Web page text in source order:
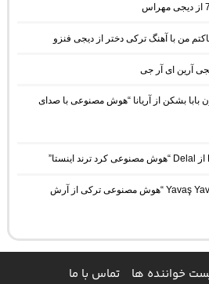
من با آهنگ ترکی دختر از دیجی فنزو
آرین ای آر جی
بابا بشکن از آریانا “هوش مصنوعی با صدای
دانلود آهنگ Yavaş Yavaş Derin Derin “هوش مصنوعی ترکی از آرش
خواننده ها تماس با ما